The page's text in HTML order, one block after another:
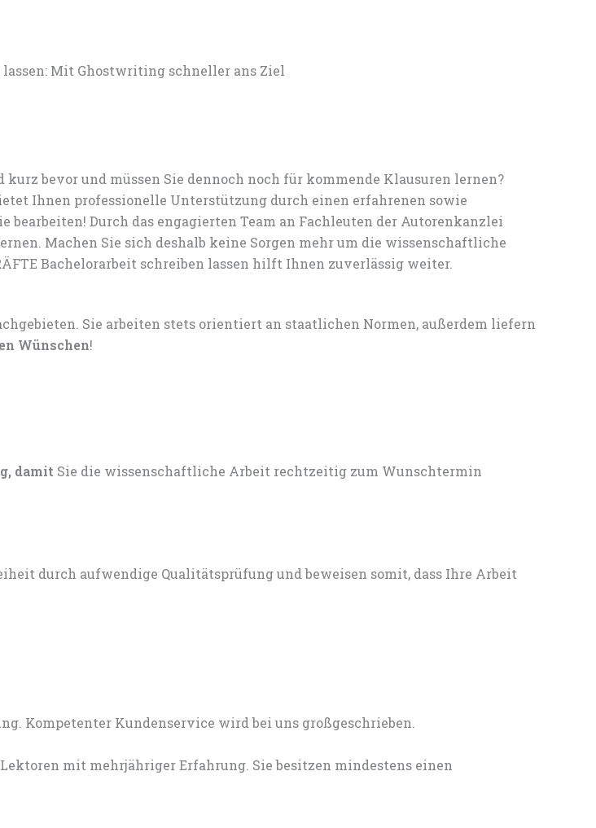
lassen: Mit Ghostwriting schneller ans Ziel
bevor und müssen Sie dennoch noch für kommende Klausuren lernen?
Ihnen professionelle Unterstützung durch einen erfahrenen sowie
Durch das engagierten Team an Fachleuten der Autorenkanzlei
Machen Sie sich deshalb keine Sorgen mehr um die wissenschaftliche
Bachelorarbeit schreiben lassen hilft Ihnen zuverlässig weiter.
Sie arbeiten stets orientiert an staatlichen Normen, außerdem liefern
Wünschen!
damit Sie die wissenschaftliche Arbeit rechtzeitig zum Wunschtermin
durch aufwendige Qualitätsprüfung und beweisen somit, dass Ihre Arbeit
mit mehrjähriger Erfahrung. Sie besitzen mindestens einen